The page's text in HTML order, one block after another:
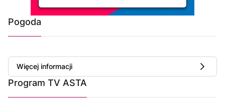
Pogoda
Więcej informacji
Program TV ASTA